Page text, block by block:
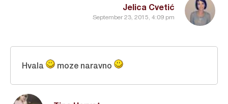
Jelica Cvetić
September 23, 2015, 4:09 pm
Hvala moze naravno